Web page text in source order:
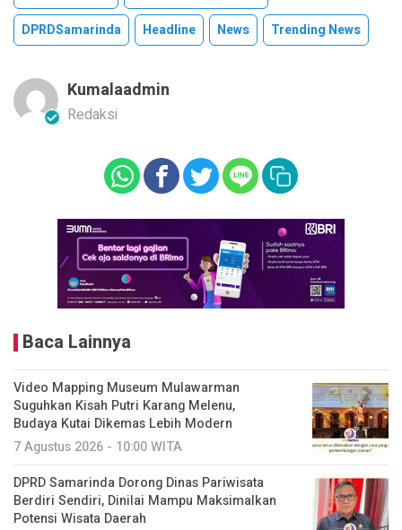
DPRDSamarinda
Headline News Trending News
Kumalaadmin
Redaksi
Baca Lainnya
Video Mapping Museum Mulawarman
Suguhkan Kisah Putri Karang Melenu,
Budaya Kutai Dikemas Lebih Modern
7 Agustus 2026 - 10:00 WITA
DPRD Samarinda Dorong Dinas Pariwisata
Berdiri Sendiri, Dinilai Mampu Maksimalkan
Potensi Wisata Daerah